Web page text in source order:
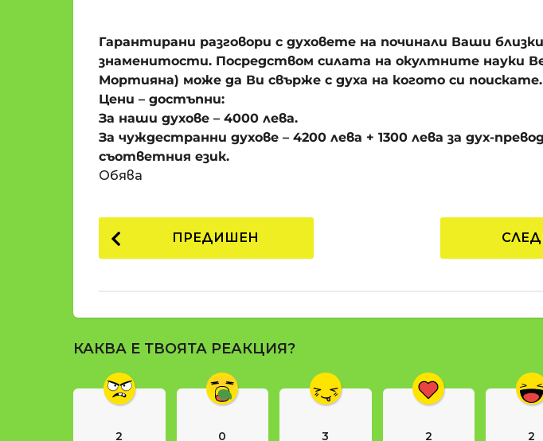
п
е
д
и
1
г
и
е
д
a
t
i
Гарантирани разговори с духовете на починали Ваши
знаменитости. Посредством силата на окултните науки
Мортияна) може да Ви свърже с духа на когото си поискате.
Цени – достъпни:
За наши духове – 4000 лева.
За чуждестранни духове – 4200 лева + 1300 лева за дух-
съответния език.
Обява
P
o
a
g
ПРЕДИШЕН
КАКВА Е ТВОЯТА РЕАКЦИЯ?
2 0 3 2 2